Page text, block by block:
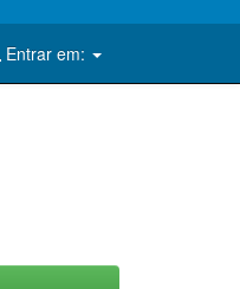
Entrar em: